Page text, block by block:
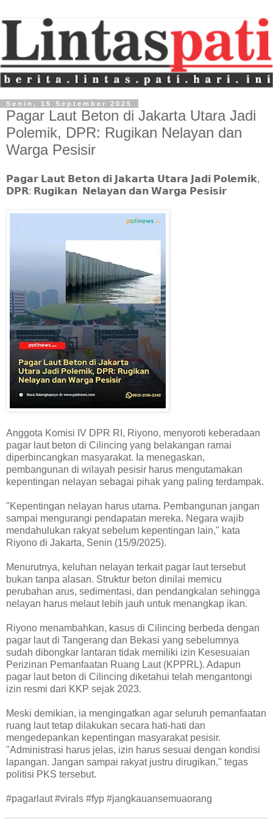
Senin, 15 September 2025
Pagar Laut Beton di Jakarta Utara Jadi
Polemik, DPR: Rugikan Nelayan dan
Warga Pesisir
𝗣𝗮𝗴𝗮𝗿 𝗟𝗮𝘂𝘁 𝗕𝗲𝘁𝗼𝗻 𝗱𝗶 𝗝𝗮𝗸𝗮𝗿𝘁𝗮 𝗨𝘁𝗮𝗿𝗮 𝗝𝗮𝗱𝗶 𝗣𝗼𝗹𝗲𝗺𝗶𝗸,
𝗗𝗣𝗥: 𝗥𝘂𝗴𝗶𝗸𝗮𝗻 𝗡𝗲𝗹𝗮𝘆𝗮𝗻 𝗱𝗮𝗻 𝗪𝗮𝗿𝗴𝗮 𝗣𝗲𝘀𝗶𝘀𝗶𝗿
Anggota Komisi IV DPR RI, Riyono, menyoroti keberadaan
pagar laut beton di Cilincing yang belakangan ramai
diperbincangkan masyarakat. Ia menegaskan,
pembangunan di wilayah pesisir harus mengutamakan
kepentingan nelayan sebagai pihak yang paling terdampak.
"Kepentingan nelayan harus utama. Pembangunan jangan
sampai mengurangi pendapatan mereka. Negara wajib
mendahulukan rakyat sebelum kepentingan lain," kata
Riyono di Jakarta, Senin (15/9/2025).
Menurutnya, keluhan nelayan terkait pagar laut tersebut
bukan tanpa alasan. Struktur beton dinilai memicu
perubahan arus, sedimentasi, dan pendangkalan sehingga
nelayan harus melaut lebih jauh untuk menangkap ikan.
Riyono menambahkan, kasus di Cilincing berbeda dengan
pagar laut di Tangerang dan Bekasi yang sebelumnya
sudah dibongkar lantaran tidak memiliki izin Kesesuaian
Perizinan Pemanfaatan Ruang Laut (KPPRL). Adapun
pagar laut beton di Cilincing diketahui telah mengantongi
izin resmi dari KKP sejak 2023.
Meski demikian, ia mengingatkan agar seluruh pemanfaatan
ruang laut tetap dilakukan secara hati-hati dan
mengedepankan kepentingan masyarakat pesisir.
"Administrasi harus jelas, izin harus sesuai dengan kondisi
lapangan. Jangan sampai rakyat justru dirugikan," tegas
politisi PKS tersebut.
#pagarlaut #virals #fyp #jangkauansemuaorang